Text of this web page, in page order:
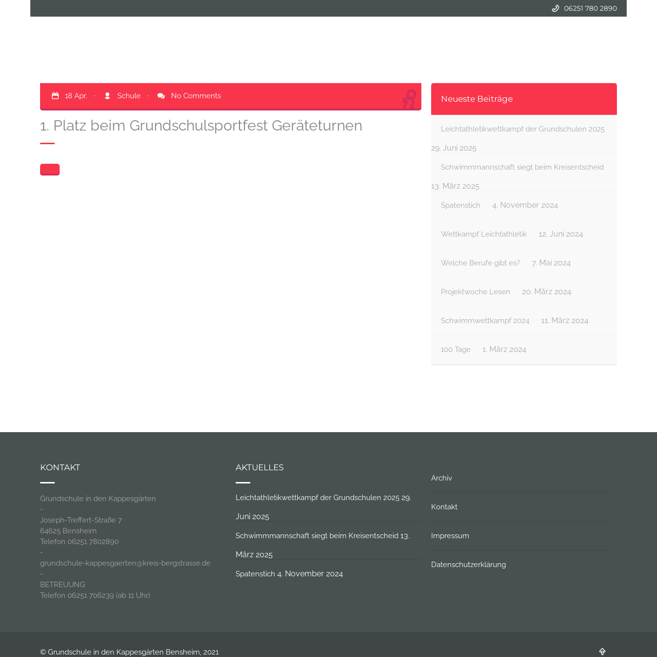
06251 780 2890
18 Apr. · Schule · No Comments
1. Platz beim Grundschulsportfest Geräteturnen
Neueste Beiträge
Leichtathletikwettkampf der Grundschulen 2025
29. Juni 2025
Schwimmmannschaft siegt beim Kreisentscheid
13. März 2025
Spatenstich 4. November 2024
Wettkampf Leichtathletik 12. Juni 2024
Welche Berufe gibt es? 7. Mai 2024
Projektwoche Lesen 20. März 2024
Schwimmwettkampf 2024 11. März 2024
100 Tage 1. März 2024
KONTAKT
Grundschule in den Kappesgärten
-
Joseph-Treffert-Straße 7
64625 Bensheim
Telefon 06251 7802890
-
grundschule-kappesgaerten@kreis-bergstrasse.de
-
BETREUUNG
Telefon 06251 706239 (ab 11 Uhr)
AKTUELLES
Leichtathletikwettkampf der Grundschulen 2025 29.
Juni 2025
Schwimmmannschaft siegt beim Kreisentscheid 13.
März 2025
Spatenstich 4. November 2024
Archiv
Kontakt
Impressum
Datenschutzerklärung
© Grundschule in den Kappesgärten Bensheim, 2021